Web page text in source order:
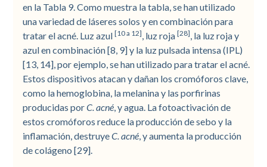
en la Tabla 9. Como muestra la tabla, se han utilizado
una variedad de láseres solos y en combinación para
tratar el acné. Luz azul[10 a 12] , luz roja[28] , la luz roja y
azul en combinación [8, 9] y la luz pulsada intensa (IPL)
[13, 14], por ejemplo, se han utilizado para tratar el acné.
Estos dispositivos atacan y dañan los cromóforos clave,
como la hemoglobina, la melanina y las porfirinas
producidas porC. acné , y agua. La fotoactivación de
estos cromóforos reduce la producción de sebo y la
inflamación, destruyeC. acné , y aumenta la producción
de colágeno [29].